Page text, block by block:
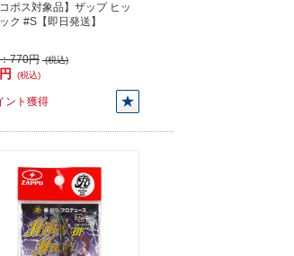
コポス対象品】ザップ ヒッ
ク #S【即日発送】
770円 (税込)
(税込)
ント獲得